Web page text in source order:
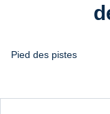
Pied des pistes